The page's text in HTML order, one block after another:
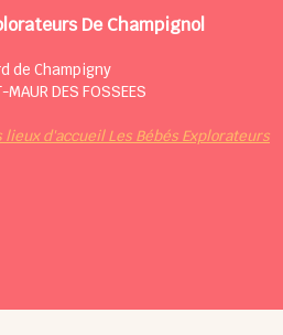
De Champignol
de Champigny
MAUR DES FOSSEES
lieux d'accueil Les Bébés Explorateurs